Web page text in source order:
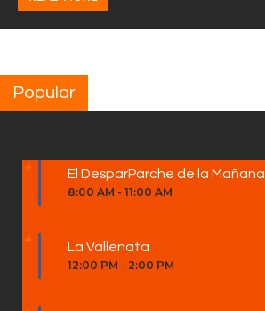
Popular
El DesparParche de la Mañana
8:00 AM - 11:00 AM
La Vallenata
12:00 PM - 2:00 PM